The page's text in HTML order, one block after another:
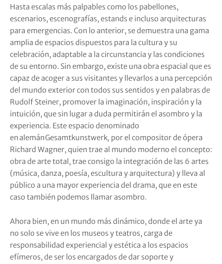
Hasta escalas más palpables como los pabellones,
escenarios, escenografías, estands e incluso arquitecturas
para emergencias. Con lo anterior, se demuestra una gama
amplia de espacios dispuestos para la cultura y su
celebración, adaptable a la circunstancia y las condiciones
de su entorno. Sin embargo, existe una obra espacial que es
capaz de acoger a sus visitantes y llevarlos a una percepción
del mundo exterior con todos sus sentidos y en palabras de
Rudolf Steiner, promover la imaginación, inspiración y la
intuición, que sin lugar a duda permitirán el asombro y la
experiencia. Este espacio denominado
enalemánGesamtkunstwerk, por el compositor de ópera
Richard Wagner, quien trae al mundo moderno el concepto:
obra de arte total, trae consigo la integración de las 6 artes
(música, danza, poesía, escultura y arquitectura) y lleva al
público a una mayor experiencia del drama, que en este
caso también podemos llamar asombro.
Ahora bien, en un mundo más dinámico, donde el arte ya
no solo se vive en los museos y teatros, carga de
responsabilidad experiencial y estética a los espacios
efímeros, de ser los encargados de dar soporte y